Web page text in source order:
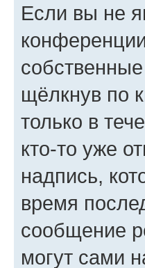
Если вы не
щёлкнув по
только в
кто-то уже
надпись,
время
сообщение
могут сами